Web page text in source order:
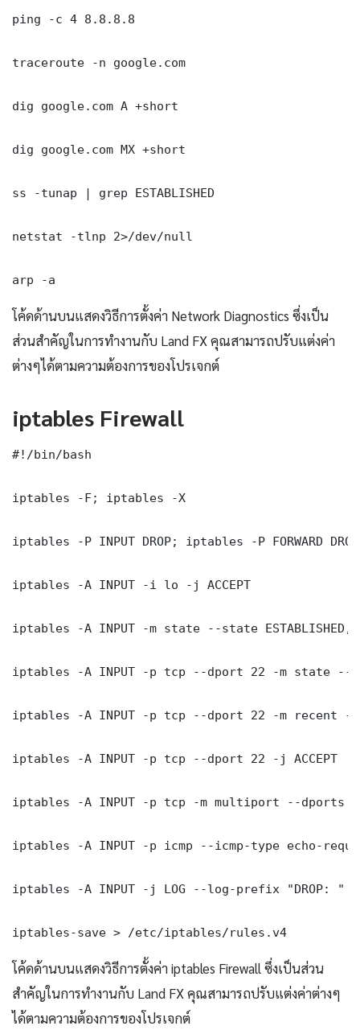
ping -c 4 8.8.8.8
traceroute -n google.com
dig google.com A +short
dig google.com MX +short
ss -tunap | grep ESTABLISHED
netstat -tlnp 2>/dev/null
arp -a
โค้ดด้านบนแสดงวิธีการตั้งค่า Network Diagnostics ซึ่งเป็น
ส่วนสำคัญในการทำงานกับ Land FX คุณสามารถปรับแต่งค่า
ต่างๆได้ตามความต้องการของโปรเจกต์
iptables Firewall
#!/bin/bash
iptables -F; iptables -X
iptables -P INPUT DROP; iptables -P FORWARD
iptables -A INPUT -i lo -j ACCEPT
iptables -A INPUT -m state --state ESTABLISHED,
iptables -A INPUT -p tcp --dport 22 -m state --
iptables -A INPUT -p tcp --dport 22 -m recent --
iptables -A INPUT -p tcp --dport 22 -j ACCEPT
iptables -A INPUT -p tcp -m multiport --dports
iptables -A INPUT -p icmp --icmp-type echo-
iptables -A INPUT -j LOG --log-prefix "DROP: "
iptables-save > /etc/iptables/rules.v4
โค้ดด้านบนแสดงวิธีการตั้งค่า iptables Firewall ซึ่งเป็นส่วน
สำคัญในการทำงานกับ Land FX คุณสามารถปรับแต่งค่าต่างๆ
ได้ตามความต้องการของโปรเจกต์